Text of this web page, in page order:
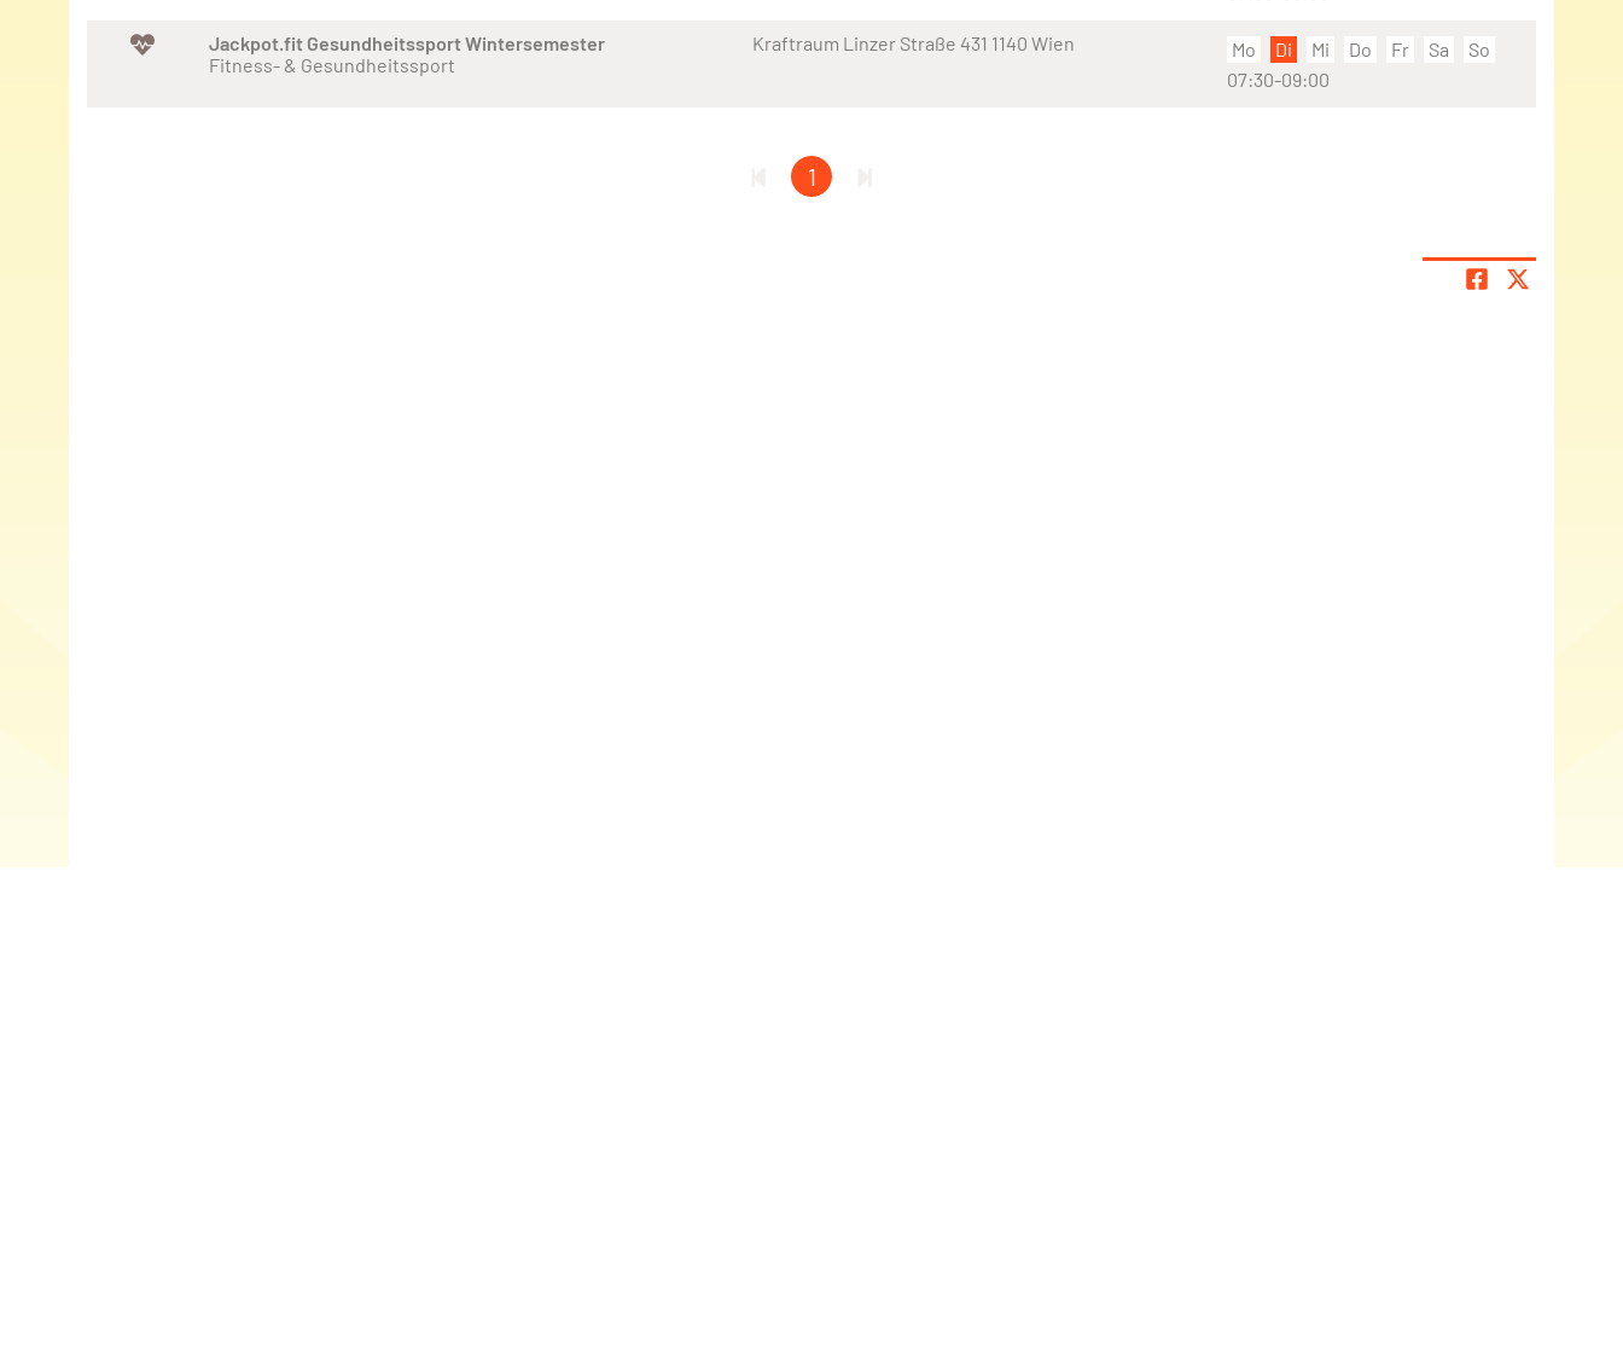
Jackpot.fit Gesundheitssport Wintersemester
Fitness- & Gesundheitssport
Kraftraum Linzer Straße 431 1140 Wien Mo Di Mi Do Fr Sa
So
07:30-09:00
1